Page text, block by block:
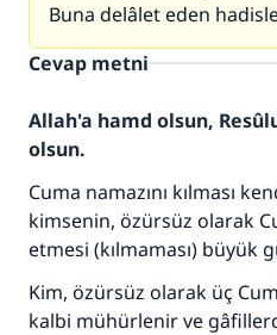
Buna delâlet eden
Cevap metni
Allah'a hamd olsun,
olsun.
Cuma namazını kılması
kimsenin, özürsüz olarak
etmesi (kılmaması) büyük
Kim, özürsüz olarak üç
kalbi mühürlenir ve